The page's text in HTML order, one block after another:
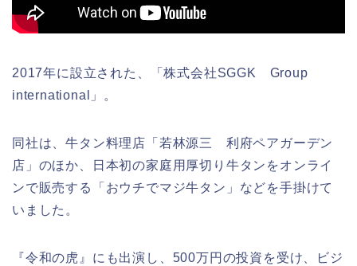
2017年に設立された、「株式会社SGGK Group
international」。
同社は、牛タン料理店「若林源三 利府ペアガーデン
店」のほか、日本初の家庭用厚切り牛タンをオンライ
ンで販売する「おウチでマジ牛タン」などを手掛けて
いました。
『令和の虎』にも出演し、500万円の投資を受け、ビジ